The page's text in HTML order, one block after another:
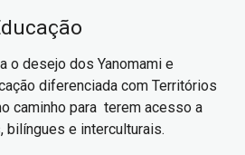
o desejo dos Yanomami e
diferenciada com Territórios
caminho para terem acesso a
e interculturais.